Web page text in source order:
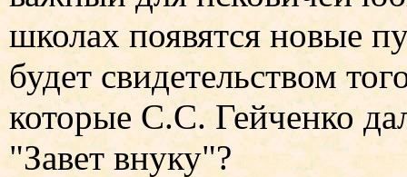
школах появятся новые
будет свидетельством
которые С.С. Гейченко
"Завет внуку"?